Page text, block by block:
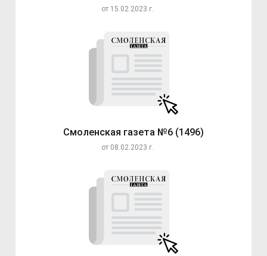
от 15.02.2023 г.
Смоленская газета №6 (1496)
от 08.02.2023 г.